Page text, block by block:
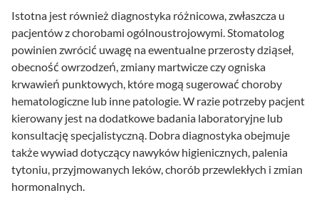
Istotna jest również diagnostyka różnicowa, zwłaszcza u
pacjentów z chorobami ogólnoustrojowymi. Stomatolog
powinien zwrócić uwagę na ewentualne przerosty dziąseł,
obecność owrzodzeń, zmiany martwicze czy ogniska
krwawień punktowych, które mogą sugerować choroby
hematologiczne lub inne patologie. W razie potrzeby pacjent
kierowany jest na dodatkowe badania laboratoryjne lub
konsultację specjalistyczną. Dobra diagnostyka obejmuje
także wywiad dotyczący nawyków higienicznych, palenia
tytoniu, przyjmowanych leków, chorób przewlekłych i zmian
hormonalnych.